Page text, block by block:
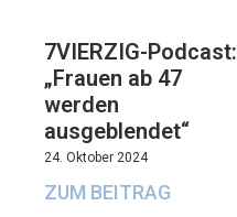
7VIERZIG-Podcast:
„Frauen ab 47
werden
ausgeblendet“
24. Oktober 2024
ZUM BEITRAG